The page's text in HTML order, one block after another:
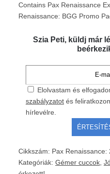
Contains Pax Renaissance
Renaissance: BGG Promo
Szia Peti, küldj már
Elolvastam és
szabályzatot és
hírlevélre.
Cikkszám: Pax Renaissance:
Kategóriák: Gémer cuccok